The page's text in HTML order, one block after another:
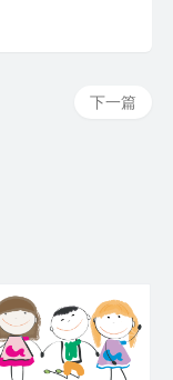
下一篇